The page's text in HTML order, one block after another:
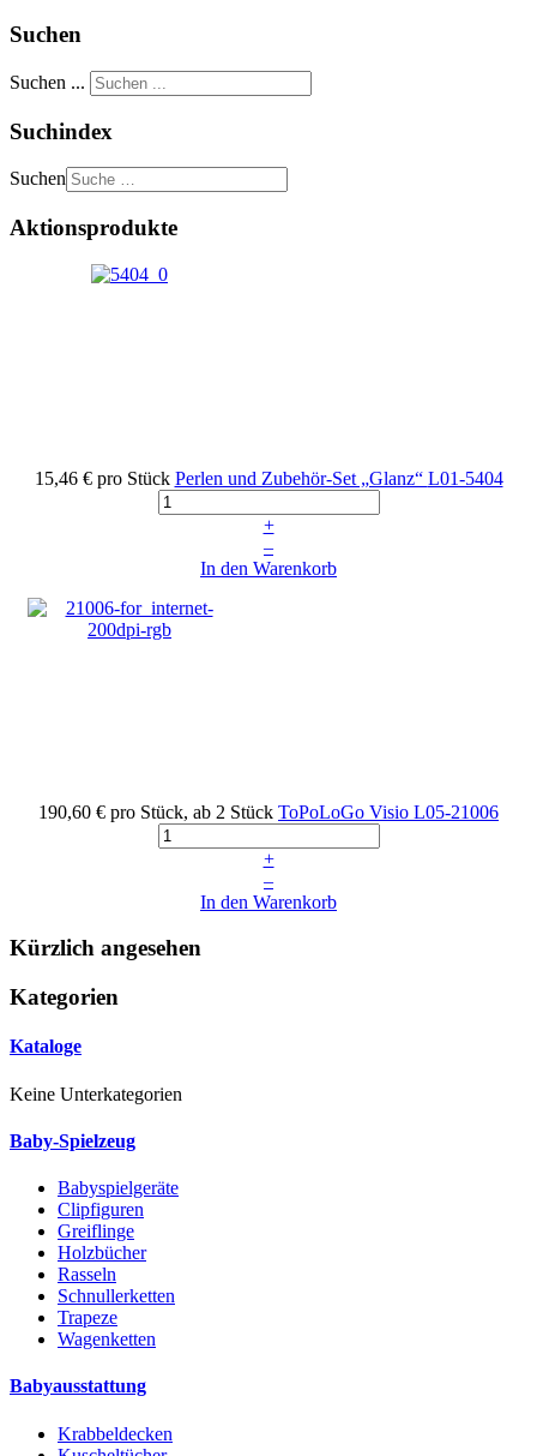
Suchen
Suchen ...
Suchindex
Suchen
Aktionsprodukte
15,46 € pro Stück Perlen und Zubehör-Set „Glanz“ L01-5404
+
–
In den Warenkorb
190,60 € pro Stück, ab 2 Stück ToPoLoGo Visio L05-21006
+
–
In den Warenkorb
Kürzlich angesehen
Kategorien
Kataloge
Keine Unterkategorien
Baby-Spielzeug
Babyspielgeräte
Clipfiguren
Greiflinge
Holzbücher
Rasseln
Schnullerketten
Trapeze
Wagenketten
Babyausstattung
Krabbeldecken